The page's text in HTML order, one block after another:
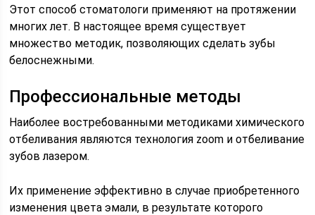
Этот способ стоматологи применяют на протяжении
многих лет. В настоящее время существует
множество методик, позволяющих сделать зубы
белоснежными.
Профессиональные методы
Наиболее востребованными методиками химического
отбеливания являются технология zoom и отбеливание
зубов лазером.
Их применение эффективно в случае приобретенного
изменения цвета эмали, в результате которого